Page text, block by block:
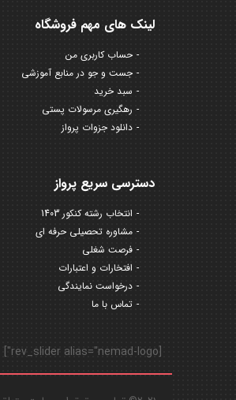
لینک های مهم فروشگاه
حساب کاربری من
جست و جو در منابع آموزشی
سبد خرید
رهگیری مرسولات پستی
دانلود جزوات پرواز
دسترسی سریع پرواز
انتخاب رشته کنکور 1403
مشاوره تحصیلی حرفه ای
فرصت شغلی
افتخارات و اعتبارات
درخواست نمایندگی
تماس با ما
[rev_slider alias="nemad-logo"]